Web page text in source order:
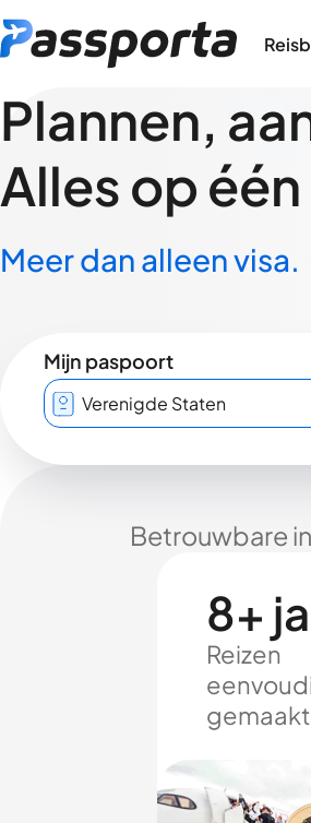
Plannen,
Alles op
Meer dan alleen visa.
Mijn paspoort
Betrouwbare
8+
Reizen
gemaakt